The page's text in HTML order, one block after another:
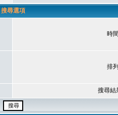
搜尋選項
時
排
搜尋結